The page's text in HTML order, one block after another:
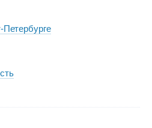
Петербурге